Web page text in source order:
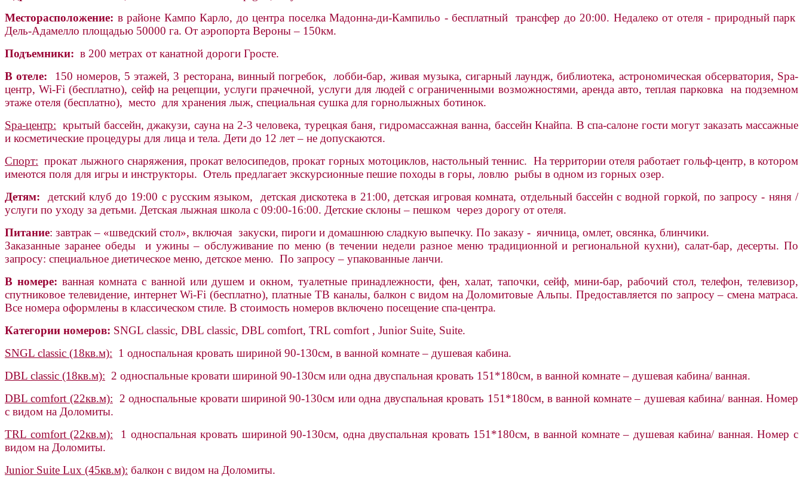
Месторасположение: в районе Кампо Карло, до центра поселка Мадонна-ди-Кампильо - бесплатный трансфер до 20:00. Недалеко от отеля - природный парк
Дель-Адамелло площадью 50000 га. От аэропорта Вероны – 150км.
Подъемники: в 200 метрах от канатной дороги Гросте.
В отеле: 150 номеров, 5 этажей, 3 ресторана, винный погребок, лобби-бар, живая музыка, сигарный лаундж, библиотека, астрономическая обсерватория, Spa-
центр, Wi-Fi (бесплатно), сейф на рецепции, услуги прачечной, услуги для людей с ограниченными возможностями, аренда авто, теплая парковка на подземном
этаже отеля (бесплатно), место для хранения лыж, специальная сушка для горнолыжных ботинок.
Spa-центр: крытый бассейн, джакузи, сауна на 2-3 человека, турецкая баня, гидромассажная ванна, бассейн Кнайпа. В спа-салоне гости могут заказать массажные
и косметические процедуры для лица и тела. Дети до 12 лет – не допускаются.
Спорт: прокат лыжного снаряжения, прокат велосипедов, прокат горных мотоциклов, настольный теннис. На территории отеля работает гольф-центр, в котором
имеются поля для игры и инструкторы. Отель предлагает экскурсионные пешие походы в горы, ловлю рыбы в одном из горных озер.
Детям:
детский клуб до 19:00 с русским языком, детская дискотека в 21:00, детская игровая комната, отдельный бассейн с водной горкой, по запросу - няня /
услуги по уходу за детьми. Детская лыжная школа с 09:00-16:00. Детские склоны – пешком через дорогу от отеля.
Питание: завтрак – «шведский стол», включая закуски, пироги и домашнюю сладкую выпечку. По заказу - яичница, омлет, овсянка, блинчики.
Заказанные заранее обеды и ужины – обслуживание по меню (в течении недели разное меню традиционной и региональной кухни), салат-бар, десерты. По
запросу: специальное диетическое меню, детское меню. По запросу – упакованные ланчи.
В номере: ванная комната с ванной или душем и окном, туалетные принадлежности, фен, халат, тапочки, сейф, мини-бар, рабочий стол, телефон, телевизор,
спутниковое телевидение, интернет Wi-Fi (бесплатно), платные ТВ каналы, балкон с видом на Доломитовые Альпы. Предоставляется по запросу – смена матраса.
Все номера оформлены в классическом стиле. В стоимость номеров включено посещение спа-центра.
Категории номеров: SNGL classic, DBL classic, DBL comfort, TRL comfort , Junior Suite, Suite.
SNGL classic (18кв.м): 1 односпальная кровать шириной 90-130см, в ванной комнате – душевая кабина.
DBL classic (18кв.м): 2 односпальные кровати шириной 90-130см или одна двуспальная кровать 151*180см, в ванной комнате – душевая кабина/ ванная.
DBL comfort (22кв.м): 2 односпальные кровати шириной 90-130см или одна двуспальная кровать 151*180см, в ванной комнате – душевая кабина/ ванная. Номер
с видом на Доломиты.
TRL comfort (22кв.м): 1 односпальная кровать шириной 90-130см, одна двуспальная кровать 151*180см, в ванной комнате – душевая кабина/ ванная. Номер с
видом на Доломиты.
Junior Suite Lux (45кв.м): балкон с видом на Доломиты.